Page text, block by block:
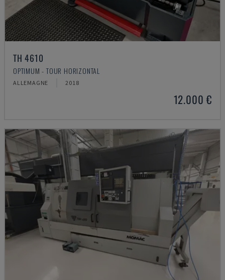
TH 4610
OPTIMUM - TOUR HORIZONTAL
ALLEMAGNE 2018
12.000 €